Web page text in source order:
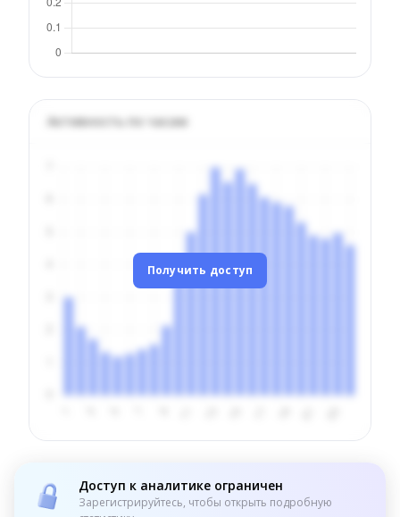
Активность по часам
Получить доступ
Доступ к аналитике ограничен
Зарегистрируйтесь, чтобы открыть подробную